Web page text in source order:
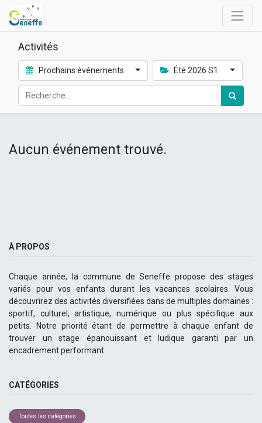
Activités
Prochains événements Été 2026 S1
Aucun événement trouvé.
À PROPOS
Chaque année, la commune de Seneffe propose des stages
variés pour vos enfants durant les vacances scolaires. Vous
découvrirez des activités diversifiées dans de multiples domaines :
sportif, culturel, artistique, numérique ou plus spécifique aux
petits. Notre priorité étant de permettre à chaque enfant de
trouver un stage épanouissant et ludique garanti par un
encadrement performant.
CATÉGORIES
Toutes les catégories